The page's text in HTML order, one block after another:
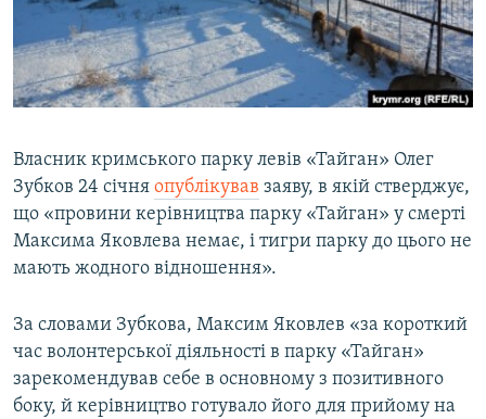
ВІДЕОУРОКИ «ELIFBE»
СВІДЧЕННЯ ОКУПАЦІЇ
УКРАЇНСЬКА ПРОБЛЕМА КРИМУ
Русский
Qırımtatar
Усі сайти RFE/RL
Власник кримського парку левів «Тайган» Олег
Зубков 24 січня опублікував заяву, в якій стверджує,
що «провини керівництва парку «Тайган» у смерті
Максима Яковлева немає, і тигри парку до цього не
мають жодного відношення».
За словами Зубкова, Максим Яковлев «за короткий
час волонтерської діяльності в парку «Тайган»
зарекомендував себе в основному з позитивного
боку, й керівництво готувало його для прийому на